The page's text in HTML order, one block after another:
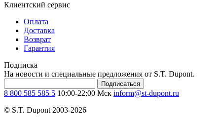
Клиентский сервис
Оплата
Доставка
Возврат
Гарантия
Подписка
На новости и специальные предложения от S.T. Dupont.
Подписаться
8 800 585 585 5 10:00-22:00 Мск inform@st-dupont.ru
© S.T. Dupont 2003-2026